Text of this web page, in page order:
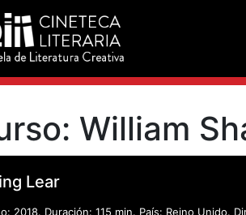
William
Lear
2018. Duración: 115 min. País: Reino Unido.